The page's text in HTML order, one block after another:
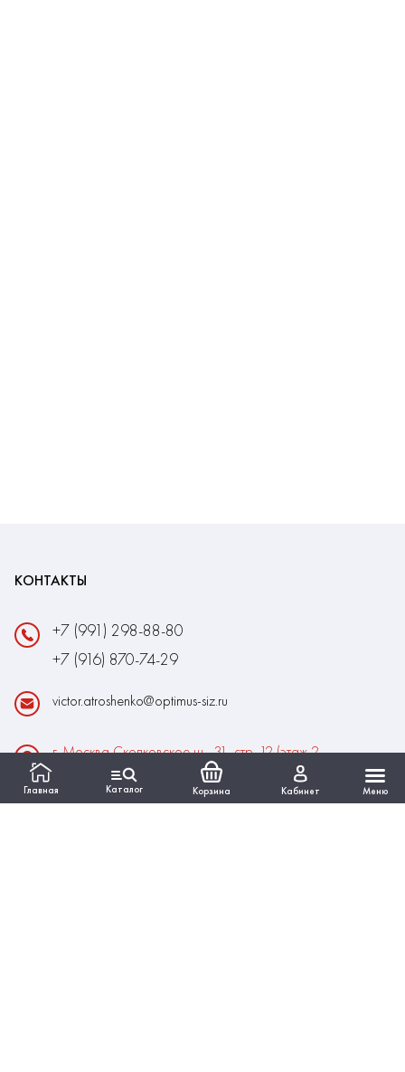
Главная Каталог Корзина Кабинет Меню
КОНТАКТЫ
+7 (991) 298-88-80
+7 (916) 870-74-29
victor.atroshenko@optimus-siz.ru
г. Москва Сколковское ш., 31, стр. 12 (этаж 2,
помещение 22)
Время работы: